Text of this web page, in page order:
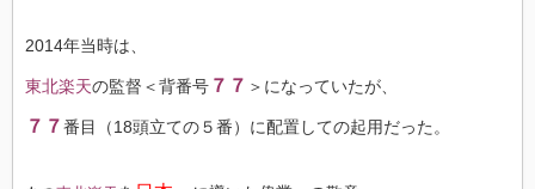
2014年当時は、
東北楽天の監督＜背番号 ７７ ＞になっていたが、
７７番目（18頭立ての５番）に配置しての起用だった。